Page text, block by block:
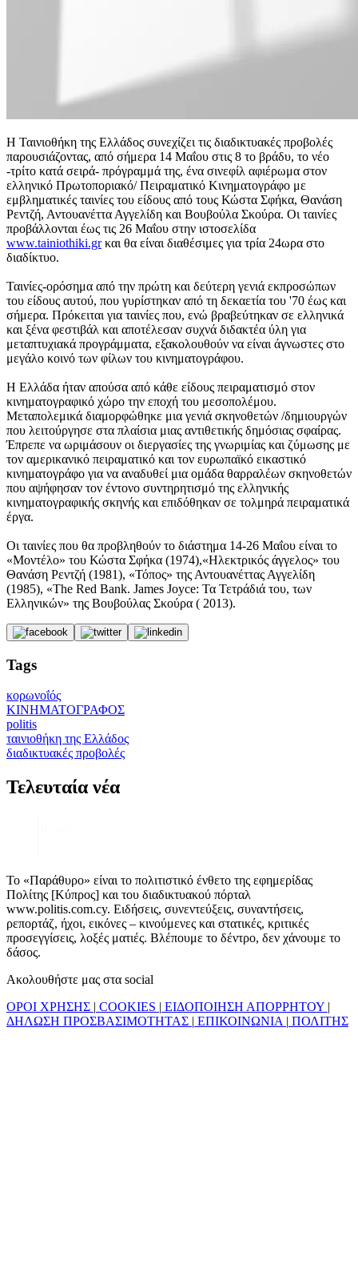
Η Ταινιοθήκη της Ελλάδος συνεχίζει τις διαδικτυακές προβολές
παρουσιάζοντας, από σήμερα 14 Μαΐου στις 8 το βράδυ, το νέο
-τρίτο κατά σειρά- πρόγραμμά της, ένα σινεφίλ αφιέρωμα στον
ελληνικό Πρωτοποριακό/ Πειραματικό Κινηματογράφο με
εμβληματικές ταινίες του είδους από τους Κώστα Σφήκα, Θανάση
Ρεντζή, Αντουανέττα Αγγελίδη και Βουβούλα Σκούρα. Οι ταινίες
προβάλλονται έως τις 26 Μαΐου στην ιστοσελίδα
www.tainiothiki.grκαι θα είναι διαθέσιμες για τρία 24ωρα στο
διαδίκτυο.
Ταινίες-ορόσημα από την πρώτη και δεύτερη γενιά εκπροσώπων
του είδους αυτού, που γυρίστηκαν από τη δεκαετία του '70 έως και
σήμερα. Πρόκειται για ταινίες που, ενώ βραβεύτηκαν σε ελληνικά
και ξένα φεστιβάλ και αποτέλεσαν συχνά διδακτέα ύλη για
μεταπτυχιακά προγράμματα, εξακολουθούν να είναι άγνωστες στο
μεγάλο κοινό των φίλων του κινηματογράφου.
Η Ελλάδα ήταν απούσα από κάθε είδους πειραματισμό στον
κινηματογραφικό χώρο την εποχή του μεσοπολέμου.
Μεταπολεμικά διαμορφώθηκε μια γενιά σκηνοθετών /δημιουργών
που λειτούργησε στα πλαίσια μιας αντιθετικής δημόσιας σφαίρας.
Έπρεπε να ωριμάσουν οι διεργασίες της γνωριμίας και ζύμωσης με
τον αμερικανικό πειραματικό και τον ευρωπαϊκό εικαστικό
κινηματογράφο για να αναδυθεί μια ομάδα θαρραλέων σκηνοθετών
που αψήφησαν τον έντονο συντηρητισμό της ελληνικής
κινηματογραφικής σκηνής και επιδόθηκαν σε τολμηρά πειραματικά
έργα.
Οι ταινίες που θα προβληθούν το διάστημα 14-26 Μαΐου είναι το
«Μοντέλο» του Κώστα Σφήκα (1974),«Ηλεκτρικός άγγελος» του
Θανάση Ρεντζή (1981), «Τόπος» της Αντουανέττας Αγγελίδη
(1985), «The Red Bank. James Joyce: Τα Τετράδιά του, των
Ελληνικών» της Βουβούλας Σκούρα ( 2013).
Tags
κορωνοΐός
ΚΙΝΗΜΑΤΟΓΡΑΦΟΣ
politis
ταινιοθήκη της Ελλάδος
διαδικτυακές προβολές
Τελευταία νέα
Το «Παράθυρο» είναι το πολιτιστικό ένθετο της εφημερίδας
Πολίτης [Κύπρος] και του διαδικτυακού πόρταλ
www.politis.com.cy. Ειδήσεις, συνεντεύξεις, συναντήσεις,
ρεπορτάζ, ήχοι, εικόνες – κινούμενες και στατικές, κριτικές
προσεγγίσεις, λοξές ματιές. Βλέπουμε το δέντρο, δεν χάνουμε το
δάσος.
Ακολουθήστε μας στα social
ΟΡΟΙ ΧΡΗΣΗΣ | COOKIES | ΕΙΔΟΠΟΙΗΣΗ ΑΠΟΡΡΗΤΟΥ |
ΔΗΛΩΣΗ ΠΡΟΣΒΑΣΙΜΟΤΗΤΑΣ | ΕΠΙΚΟΙΝΩΝΙΑ | ΠΟΛΙΤΗΣ